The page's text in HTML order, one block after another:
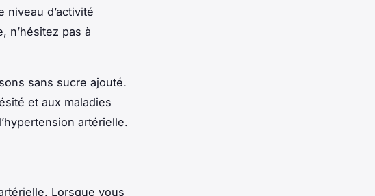
d’activité
n’hésitez pas à
sans sucre ajouté.
et aux maladies
artérielle.
Lorsque vous